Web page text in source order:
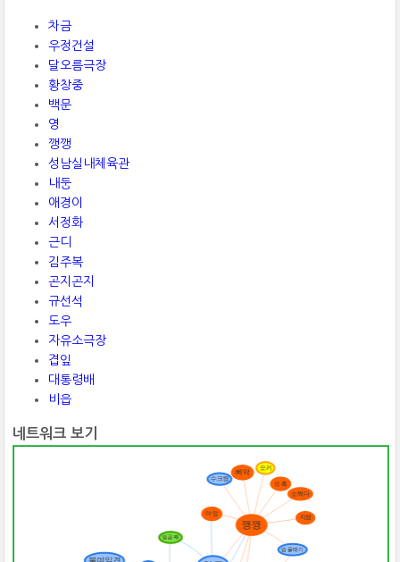
차금
우정건설
달오름극장
황창중
백문
영
깽깽
성남실내체육관
내둥
애경이
서정화
근디
김주복
곤지곤지
규선석
도우
자유소극장
겹잎
대통령배
비읍
네트워크 보기